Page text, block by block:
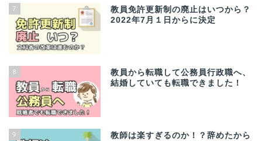
7
教員免許更新制の廃止はいつから？
2022年7月１日からに決定
8
教員から転職して公務員行政職へ、
結婚していても転職できました！
9
教師は楽すぎるのか！？辞めたから